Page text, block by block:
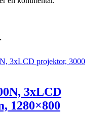
3xLCD
1280×800